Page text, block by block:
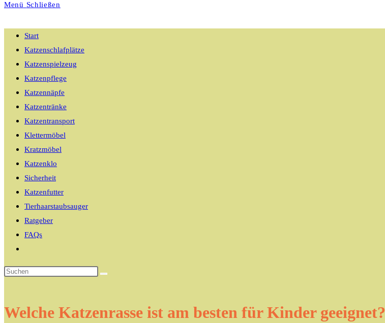
Menü Schließen
Start
Katzenschlafplätze
Katzenspielzeug
Katzenpflege
Katzennäpfe
Katzentränke
Katzentransport
Klettermöbel
Kratzmöbel
Katzenklo
Sicherheit
Katzenfutter
Tierhaarstaubsauger
Ratgeber
FAQs
umschalten
Welche Katzenrasse ist am besten für Kinder geeignet?